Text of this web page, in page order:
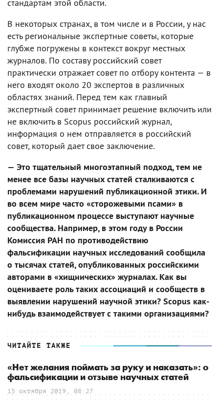
стандартам этой области.
В некоторых странах, в том числе и в России, у нас
есть региональные экспертные советы, которые
глубже погружены в контекст вокруг местных
журналов. По составу российский совет
практически отражает совет по отбору контента — в
него входят около 20 экспертов в различных
областях знаний. Перед тем как главный
экспертный совет принимает решение включить или
не включить в Scopus российский журнал,
информация о нем отправляется в российский
совет, который дает свое заключение.
— Это тщательный многоэтапный подход, тем не
менее все базы научных статей сталкиваются с
проблемами нарушений публикационной этики. И
во всем мире часто «сторожевыми псами» в
публикационном процессе выступают научные
сообщества. Например, в этом году в России
Комиссия РАН по противодействию
фальсификации научных исследований сообщила
о тысячах статей, опубликованных российскими
авторами в «хищнических» журналах. Как вы
оцениваете роль таких ассоциаций и сообществ в
выявлении нарушений научной этики? Scopus как-
нибудь взаимодействует с такими организациями?
ЧИТАЙТЕ ТАКЖЕ
«Нет желания поймать за руку и наказать»: о
фальсификации и отзыве научных статей
15 октября 2019, 08:27